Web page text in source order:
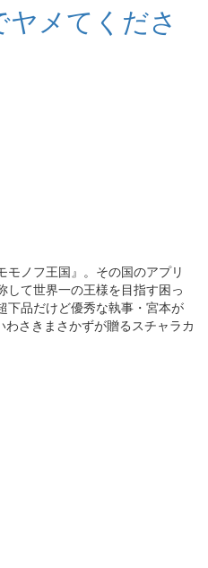
メてくださ
モノフ王国』。その国のアプリ
して世界一の王様を目指す困っ
下品だけど優秀な執事・宮本が
さきまさかずが贈るスチャラカ